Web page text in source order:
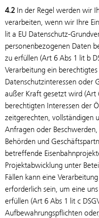
4.2 In der Regel werden wir
verarbeiten, wenn wir Ihre
lit a EU Datenschutz-
personenbezogenen Daten
zu erfüllen (Art 6 Abs 1 lit b
Verarbeitung ein
Datenschutzinteressen oder
außer Kraft gesetzt wird (Art
berechtigten Interessen der
zeitgerechten, vollständigen
Anfragen oder
Behörden und
betreffende
Projektabwicklung unter
Fällen kann eine
erforderlich sein, um eine
erfüllen (Art 6 Abs 1 lit c
Aufbewahrungspflichten